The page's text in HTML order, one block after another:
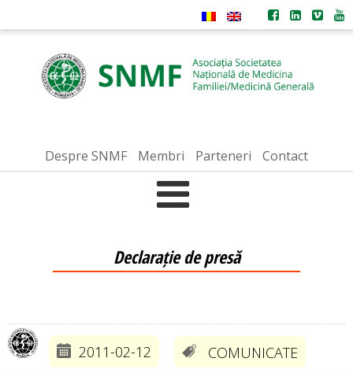
Despre SNMF Membri Parteneri Contact
Declarație de presă
2011-02-12 COMUNICATE